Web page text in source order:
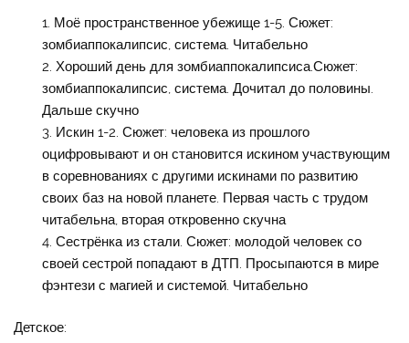
Моё пространственное убежище 1-5. Сюжет:
зомбиаппокалипсис, система. Читабельно
Хороший день для зомбиаппокалипсиса.Сюжет:
зомбиаппокалипсис, система. Дочитал до половины.
Дальше скучно
Искин 1-2. Сюжет: человека из прошлого
оцифровывают и он становится искином участвующим
в соревнованиях с другими искинами по развитию
своих баз на новой планете. Первая часть с трудом
читабельна, вторая откровенно скучна
Сестрёнка из стали. Сюжет: молодой человек со
своей сестрой попадают в ДТП. Просыпаются в мире
фэнтези с магией и системой. Читабельно
Детское: